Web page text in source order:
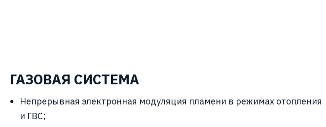
ГАЗОВАЯ СИСТЕМА
Непрерывная электронная модуляция пламени в режимах отопления
и ГВС;